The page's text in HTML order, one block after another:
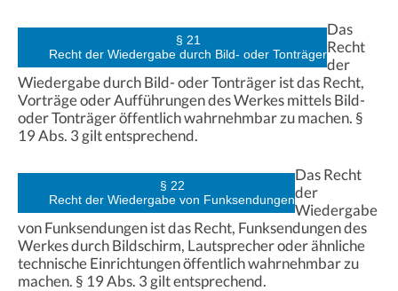
§ 21
Recht der Wiedergabe durch Bild- oder Tonträger
Das
Recht
der
Wiedergabe durch Bild- oder Tonträger ist das Recht,
Vorträge oder Aufführungen des Werkes mittels Bild-
oder Tonträger öffentlich wahrnehmbar zu machen. §
19 Abs. 3 gilt entsprechend.
§ 22
Recht der Wiedergabe von Funksendungen
Das Recht
der
Wiedergabe
von Funksendungen ist das Recht, Funksendungen des
Werkes durch Bildschirm, Lautsprecher oder ähnliche
technische Einrichtungen öffentlich wahrnehmbar zu
machen. § 19 Abs. 3 gilt entsprechend.